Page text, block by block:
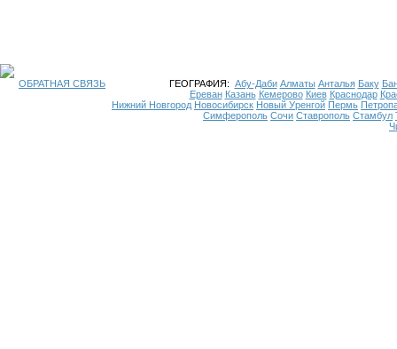
ОБРАТНАЯ СВЯЗЬ ГЕОГРАФИЯ: Абу-Даби Алматы Анталья Баку
Ереван Казань Кемерово Киев Краснодар
Нижний Новгород Новосибирск Новый Уренгой Пермь
Симферополь Сочи Ставрополь Стамбул